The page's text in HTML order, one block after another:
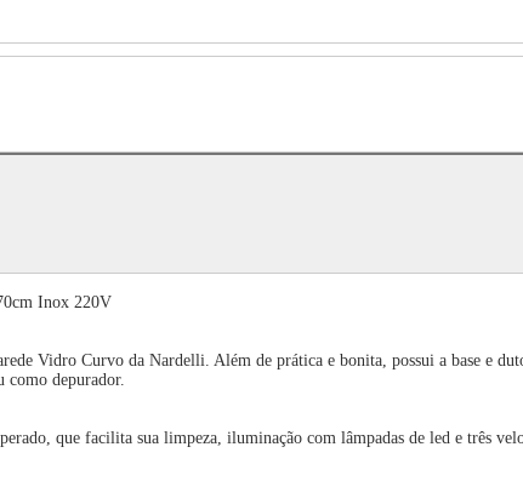
Inox 220V
Vidro Curvo da Nardelli. Além de prática e bonita, possui a base e
como depurador.
que facilita sua limpeza, iluminação com lâmpadas de led e três